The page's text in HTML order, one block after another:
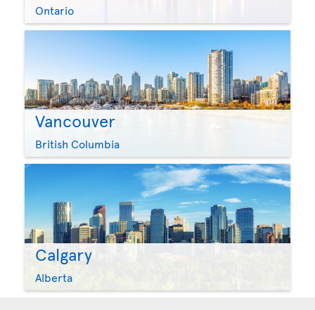
Ontario
Vancouver
British Columbia
Calgary
Alberta